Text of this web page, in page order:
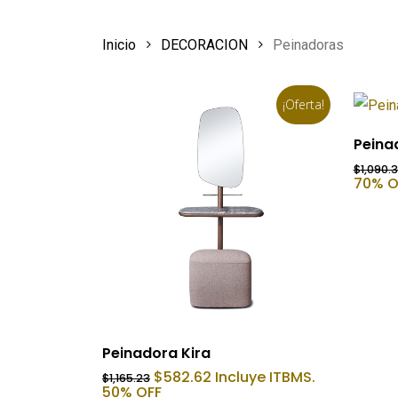
Inicio DECORACION Peinadoras
¡Oferta!
Añadir Al Carrito
Peinadora Kira
$1,165.23 El
precio
$582.62 El
precio
Incluye ITBMS.
50% OFF
$
70%